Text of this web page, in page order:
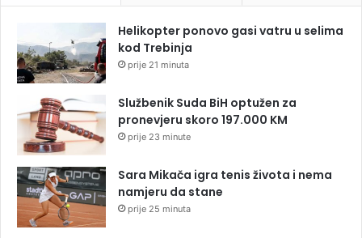
Helikopter ponovo gasi vatru u selima
kod Trebinja
prije 21 minuta
Službenik Suda BiH optužen za
pronevjeru skoro 197.000 KM
prije 23 minute
Sara Mikača igra tenis života i nema
namjeru da stane
prije 25 minuta